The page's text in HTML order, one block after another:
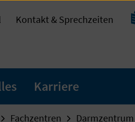
Kontakt & Sprechzeiten
Karriere
Fachzentren Darmzentrum